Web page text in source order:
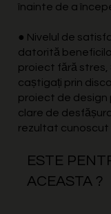
înainte de a
● Nivelul de
datorită
proiect fără stres,
caștigați prin
proiect de design
clare de
rezultat cunoscut
ESTE
ACEASTA ?